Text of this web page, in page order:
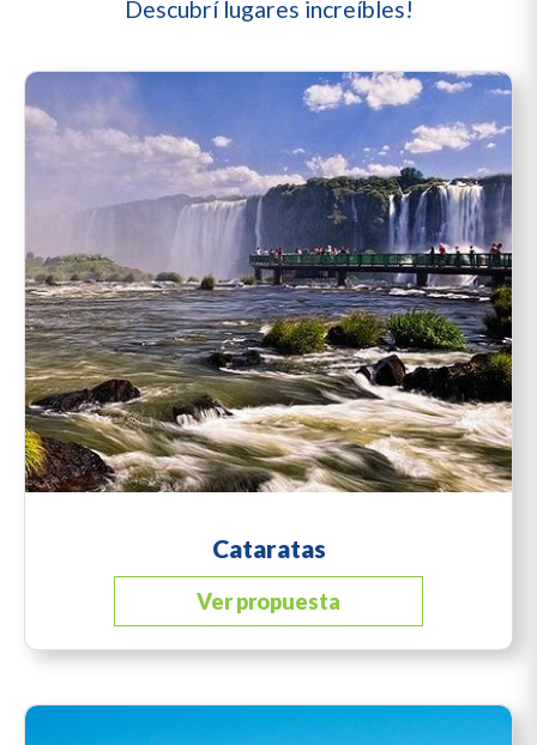
Descubrí lugares increíbles!
Cataratas
Ver propuesta